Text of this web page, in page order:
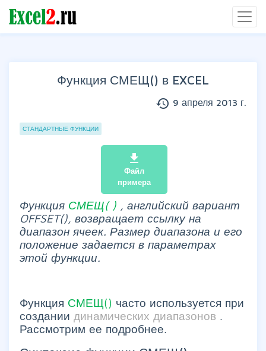
Функция СМЕЩ() в EXCEL
history 9 апреля 2013 г.
Группы статей
СТАНДАРТНЫЕ ФУНКЦИИ
file_download
Файл
примера
Функция СМЕЩ( ) , английский вариант
OFFSET(), возвращает ссылку на
диапазон ячеек. Размер диапазона и его
положение задается в параметрах
этой функции.
Функция СМЕЩ() часто используется при
создании динамических диапазонов .
Рассмотрим ее подробнее.